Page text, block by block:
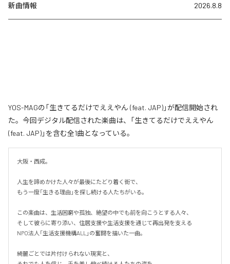
新曲情報 2026.8.8
YOS-MAGの「生きてるだけでええやん (feat. JAP)」が配信開始され
た。今回デジタル配信された楽曲は、「生きてるだけでええやん
(feat. JAP)」を含む全1曲となっている。
大阪・西成。
人生を諦めかけた人々が最後にたどり着く街で、
もう一度「生きる理由」を探し続ける人たちがいる。
この楽曲は、生活困窮や孤独、絶望の中でも前を向こうとする人々、
そして彼らに寄り添い、住居支援や生活支援を通じて再出発を支える
NPO法人「生活支援機構ALL」の奮闘を描いた一曲。
綺麗ごとでは片付けられない現実と、